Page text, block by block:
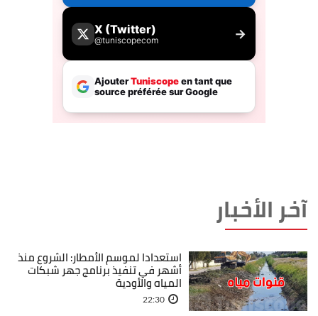
آخر الأخبار
استعدادا لموسم الأمطار: الشروع منذ
أشهر في تنفيذ برنامج جهر شبكات
المياه والأودية
22:30